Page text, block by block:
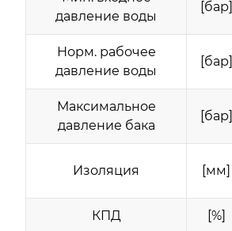
давление воды
[бар]
Норм. рабочее
давление воды
[бар]
Максимальное
давление бака
[бар]
Изоляция [мм]
КПД [%]